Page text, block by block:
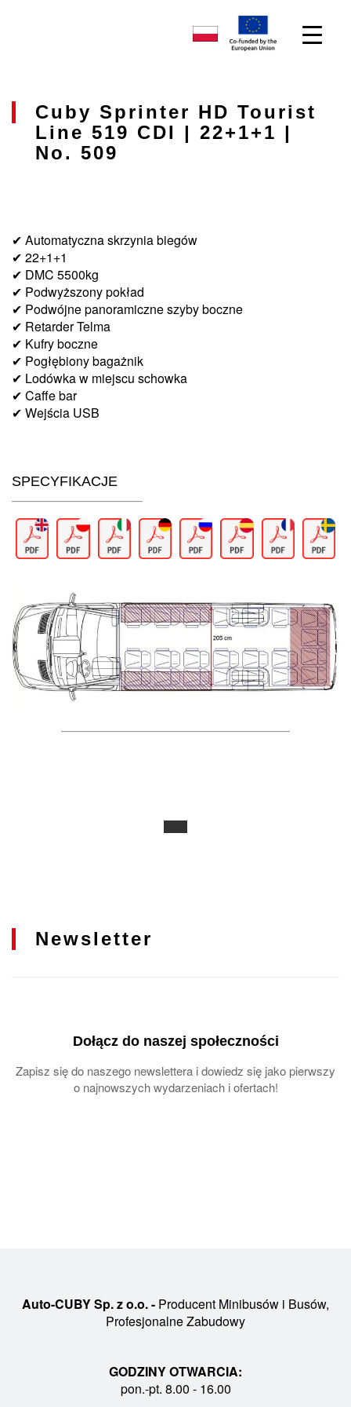
Cuby Sprinter HD Tourist
Line 519 CDI | 22+1+1 |
No. 509
✔ Automatyczna skrzynia biegów
✔ 22+1+1
✔ DMC 5500kg
✔ Podwyższony pokład
✔ Podwójne panoramiczne szyby boczne
✔ Retarder Telma
✔ Kufry boczne
✔ Pogłębiony bagażnik
✔ Lodówka w miejscu schowka
✔ Caffe bar
✔ Wejścia USB
SPECYFIKACJE
Newsletter
Dołącz do naszej społeczności
Zapisz się do naszego newslettera i dowiedz się jako pierwszy
o najnowszych wydarzeniach i ofertach!
Auto-CUBY Sp. z o.o. - Producent Minibusów i Busów,
Profesjonalne Zabudowy
GODZINY OTWARCIA:
pon.-pt. 8.00 - 16.00